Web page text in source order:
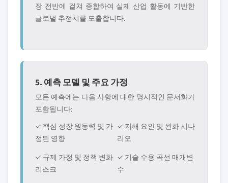
장 전반에 걸쳐 종합하여 실제 산업 활동에 기반한
글로벌 추정치를 도출합니다.
5. 예측 모델 및 주요 가정
모든 예측에는 다음 사항에 대한 명시적인 문서화가
포함됩니다:
✓ 핵심 성장 원동력 및 가
정된 영향
✓ 저해 요인 및 완화 시나
리오
✓ 규제 가정 및 정책 변화
리스크
✓ 기술 수용 곡선 매개변
수